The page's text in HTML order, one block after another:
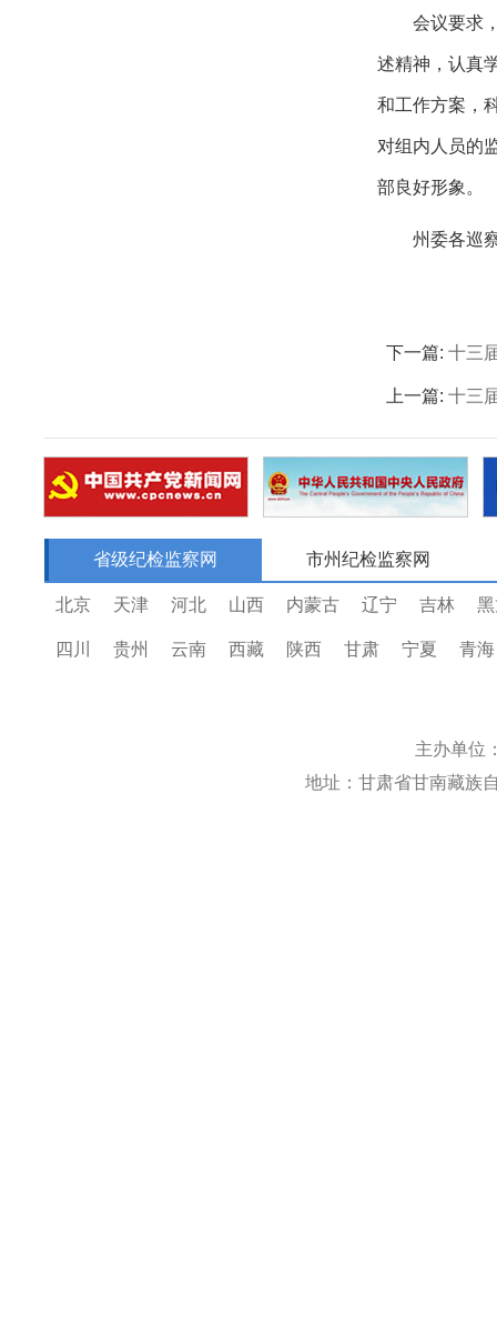
会议要求
述精神，认真
和工作方案，
对组内人员的
部良好形象。
州委各巡
下一篇: 十三
上一篇: 十三
省级纪检监察网 市州纪检监察网
北京 天津 河北 山西 内蒙古 辽宁 吉林
四川 贵州 云南 西藏 陕西 甘肃 宁夏 青海
主办单位
地址：甘肃省甘南藏族